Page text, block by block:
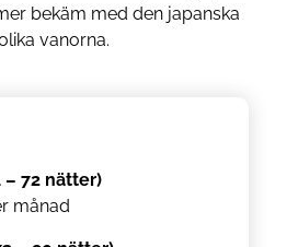
bekäm med den japanska
vanorna.
– 72 nätter)
månad